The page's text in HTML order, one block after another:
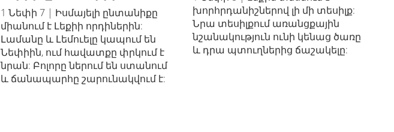
1 Նեփի 7 | Իսմայելի ընտանիքը
միանում է Լեքիի որդիներին:
Լամանը և Լեմուելը կապում են
Նեփիին, ում հավատքը փրկում է
նրան: Բոլորը ներում են ստանում
և ճանապարհը շարունակվում է:
խորհրդանիշներով լի մի տեսիլք:
Նրա տեսիլքում առանցքային
նշանակություն ունի կենաց ծառը
և դրա պտուղներից ճաշակելը: